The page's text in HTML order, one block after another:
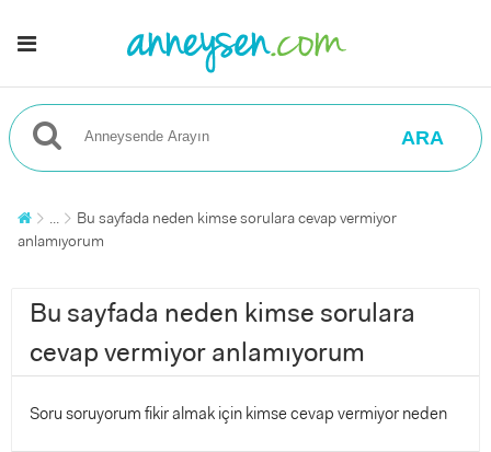
ARA
...
Bu sayfada neden kimse sorulara cevap vermiyor
anlamıyorum
Bu sayfada neden kimse sorulara
cevap vermiyor anlamıyorum
Soru soruyorum fikir almak için kimse cevap vermiyor neden